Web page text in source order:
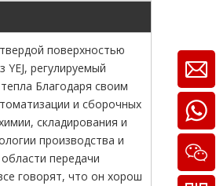
поверхностью
регулируемый
Благодаря своим
и сборочных
складирования и
производства и
передачи
говорят, что он хорош